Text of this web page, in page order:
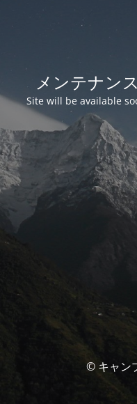
メンテナン
Site will be available
© キャン